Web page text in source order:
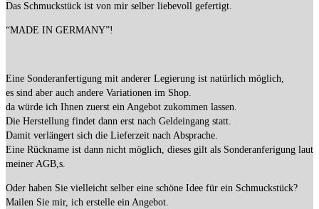
Das Schmuckstück ist von mir selber liebevoll gefertigt.
“MADE IN GERMANY”!
Eine Sonderanfertigung mit anderer Legierung ist natürlich möglich,
es sind aber auch andere Variationen im Shop.
da würde ich Ihnen zuerst ein Angebot zukommen lassen.
Die Herstellung findet dann erst nach Geldeingang statt.
Damit verlängert sich die Lieferzeit nach Absprache.
Eine Rückname ist dann nicht möglich, dieses gilt als Sonderanferigung laut
meiner AGB,s.
Oder haben Sie vielleicht selber eine schöne Idee für ein Schmuckstück?
Mailen Sie mir, ich erstelle ein Angebot.